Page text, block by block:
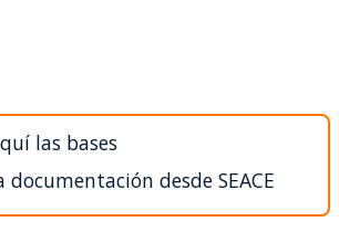
las bases
documentación desde SEACE